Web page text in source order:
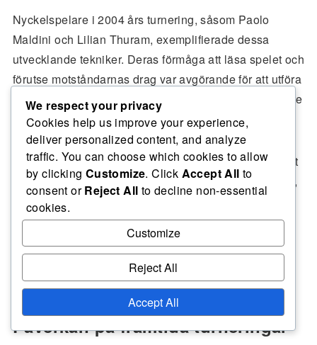
Nyckelspelare i 2004 års turnering, såsom Paolo
Maldini och Lilian Thuram, exemplifierade dessa
utvecklande tekniker. Deras förmåga att läsa spelet och
förutse motståndarnas drag var avgörande för att utföra
framgångsrika tacklingar och interceptioner, vilket satte
en standard för framtida försvarare.
Jämförelsevis visar nuvarande defensiva statistiker ett
större fokus på mått som kvantifierar defensiva bidrag,
såsom förväntade mål förhindrade (xG) och
avancerade tacklingars framgångsfrekvenser. Dessa
moderna mått bygger på de grundläggande statistiker
som observerades i 2004 års turnering.
Påverkan på framtida turneringar
We respect your privacy
Cookies help us improve your experience,
deliver personalized content, and analyze
traffic. You can choose which cookies to allow
by clicking Customize. Click Accept All to
consent orReject All to decline non-essential
cookies.
Customize
Reject All
Accept All